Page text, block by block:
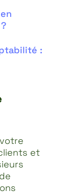
:
et